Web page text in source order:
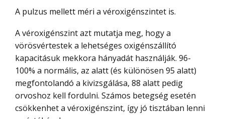
A pulzus mellett méri a véroxigénszintet is.
A véroxigénszint azt mutatja meg, hogy a
vörösvértestek a lehetséges oxigénszállító
kapacitásuk mekkora hányadát használják. 96-
100% a normális, az alatt (és különösen 95 alatt)
megfontolandó a kivizsgálása, 88 alatt pedig
orvoshoz kell fordulni. Számos betegség esetén
csökkenhet a véroxigénszint, így jó tisztában lenni